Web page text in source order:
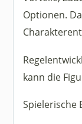
Optionen.
kann die
Spielerische